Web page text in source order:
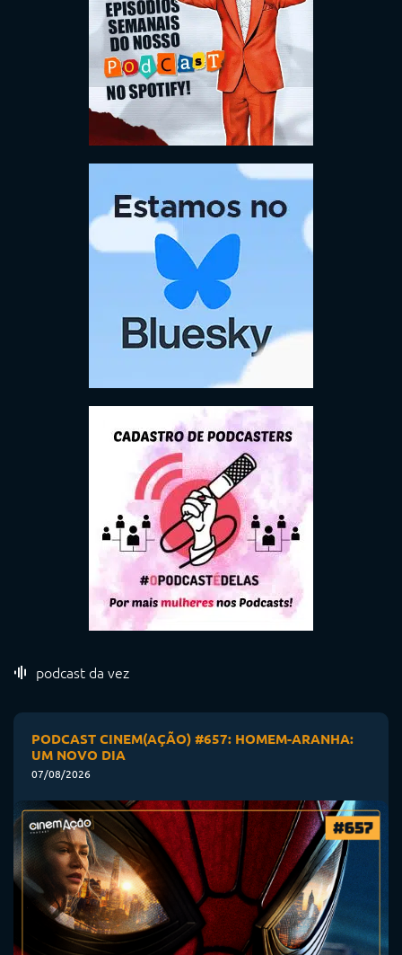
podcast da vez
PODCAST CINEM(AÇÃO) #657: HOMEM-ARANHA:
UM NOVO DIA
07/08/2026